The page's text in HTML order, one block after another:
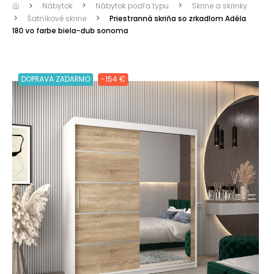
Nábytok Nábytok podľa typu
Skrine a skrinky
Šatníkové skrine
Priestranná skriňa so zrkadlom Adéla
180 vo farbe biela-dub sonoma
DOPRAVA ZADARMO -154 €